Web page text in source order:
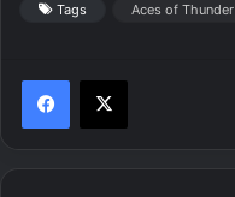
Tags Aces of Thunder